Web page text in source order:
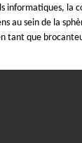
informatiques, la
au sein de la
tant que